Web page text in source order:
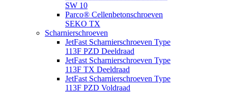
SW 10
Parco® Cellenbetonschroeven
SEKO TX
Scharnierschroeven
JetFast Scharnierschroeven Type
113F PZD Deeldraad
JetFast Scharnierschroeven Type
113F TX Deeldraad
JetFast Scharnierschroeven Type
113F PZD Voldraad